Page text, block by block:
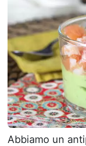
Abbiamo un